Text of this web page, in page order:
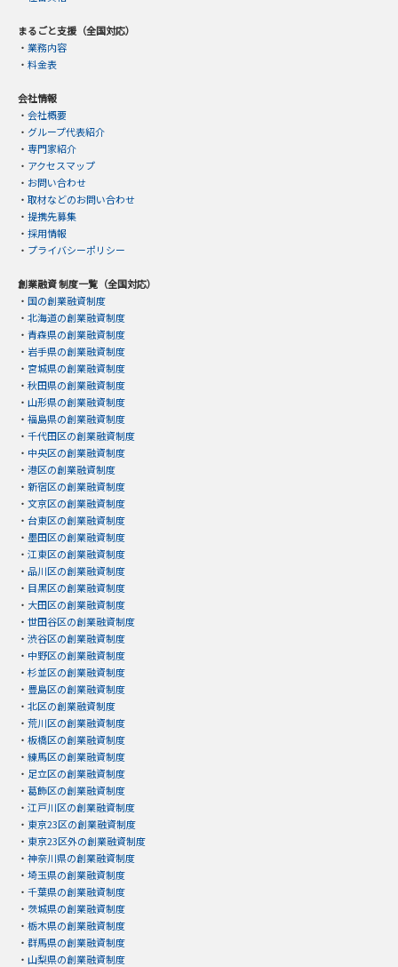
まるごと支援（全国対応）
・ 業務内容
・ 料金表
会社情報
・ 会社概要
・ グループ代表紹介
・ 専門家紹介
・ アクセスマップ
・ お問い合わせ
・ 取材などのお問い合わせ
・ 提携先募集
・ 採用情報
・ プライバシーポリシー
創業融資 制度一覧（全国対応）
・ 国の創業融資制度
・ 北海道の創業融資制度
・ 青森県の創業融資制度
・ 岩手県の創業融資制度
・ 宮城県の創業融資制度
・ 秋田県の創業融資制度
・ 山形県の創業融資制度
・ 福島県の創業融資制度
・ 千代田区の創業融資制度
・ 中央区の創業融資制度
・ 港区の創業融資制度
・ 新宿区の創業融資制度
・ 文京区の創業融資制度
・ 台東区の創業融資制度
・ 墨田区の創業融資制度
・ 江東区の創業融資制度
・ 品川区の創業融資制度
・ 目黒区の創業融資制度
・ 大田区の創業融資制度
・ 世田谷区の創業融資制度
・ 渋谷区の創業融資制度
・ 中野区の創業融資制度
・ 杉並区の創業融資制度
・ 豊島区の創業融資制度
・ 北区の創業融資制度
・ 荒川区の創業融資制度
・ 板橋区の創業融資制度
・ 練馬区の創業融資制度
・ 足立区の創業融資制度
・ 葛飾区の創業融資制度
・ 江戸川区の創業融資制度
・ 東京23区の創業融資制度
・ 東京23区外の創業融資制度
・ 神奈川県の創業融資制度
・ 埼玉県の創業融資制度
・ 千葉県の創業融資制度
・ 茨城県の創業融資制度
・ 栃木県の創業融資制度
・ 群馬県の創業融資制度
・ 山梨県の創業融資制度